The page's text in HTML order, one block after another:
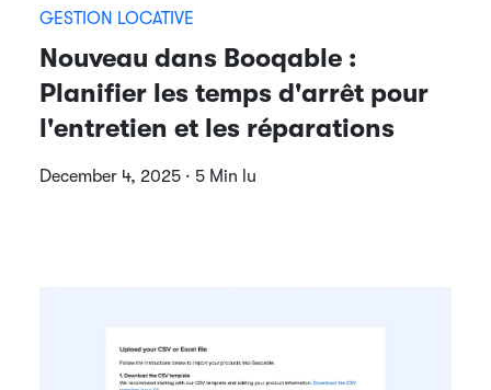
GESTION LOCATIVE
Nouveau dans Booqable :
Planifier les temps d'arrêt pour
l'entretien et les réparations
December 4, 2025 · 5 Min lu